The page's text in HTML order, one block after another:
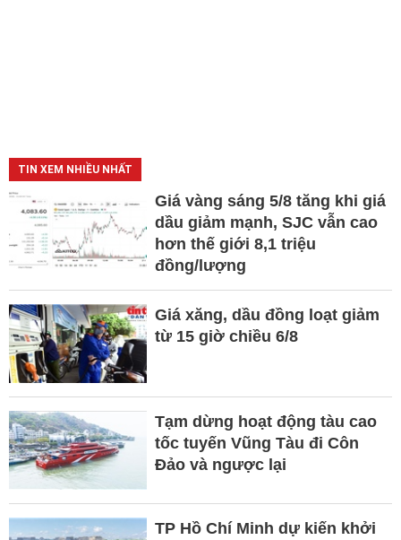
TIN XEM NHIỀU NHẤT
Giá vàng sáng 5/8 tăng khi giá
dầu giảm mạnh, SJC vẫn cao
hơn thế giới 8,1 triệu
đồng/lượng
Giá xăng, dầu đồng loạt giảm
từ 15 giờ chiều 6/8
Tạm dừng hoạt động tàu cao
tốc tuyến Vũng Tàu đi Côn
Đảo và ngược lại
TP Hồ Chí Minh dự kiến khởi